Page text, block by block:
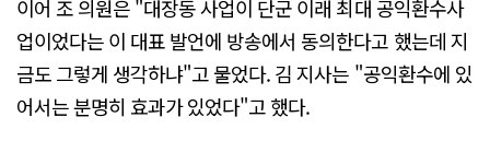
이어 조 의원은 "대장동 사업이 단군 이래 최대 공익환수사
업이었다는 이 대표 발언에 방송에서 동의한다고 했는데 지
금도 그렇게 생각하냐"고 물었다. 김 지사는 "공익환수에 있
어서는 분명히 효과가 있었다"고 했다.